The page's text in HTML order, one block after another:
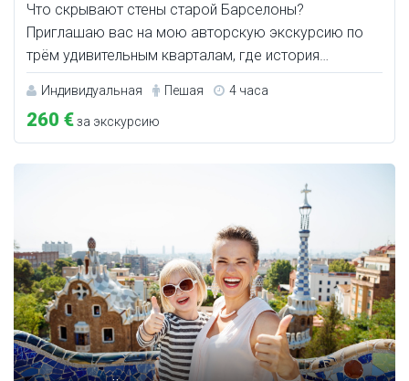
Что скрывают стены старой Барселоны?
Приглашаю вас на мою авторскую экскурсию по
трём удивительным кварталам, где история…
Индивидуальная Пешая 4 часа
260 €за экскурсию